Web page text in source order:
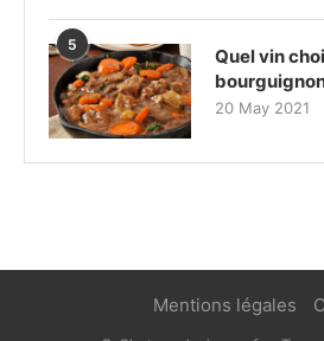
5
Quel vin
20 May 2021
Mentions légales